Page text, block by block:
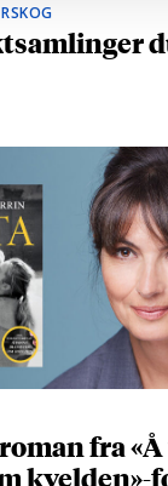
fra
kvelden»-